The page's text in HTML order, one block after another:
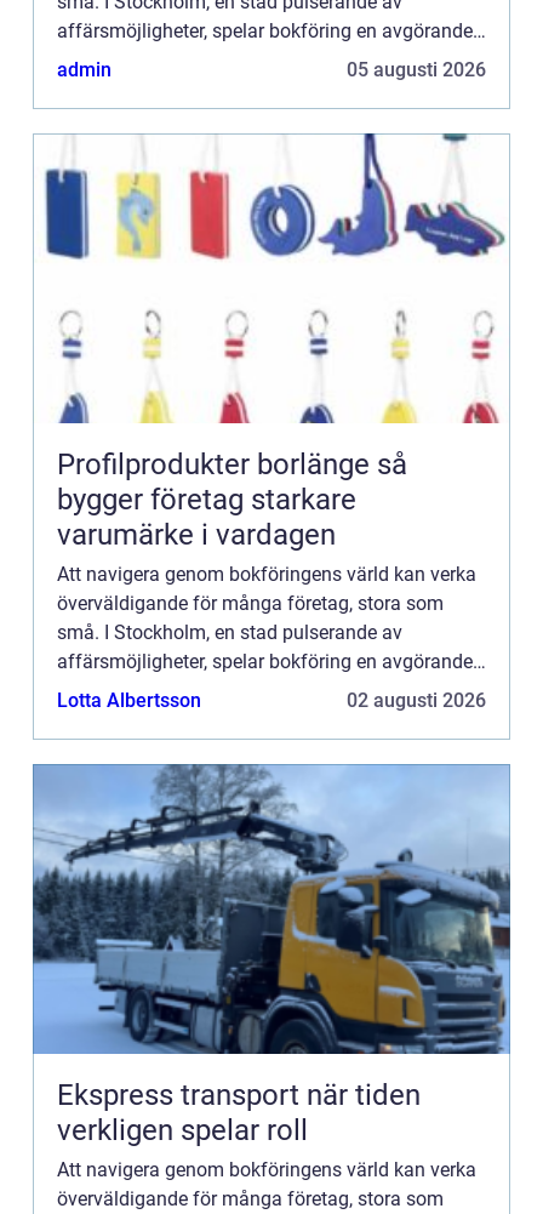
affärsmöjligheter, spelar bokföring en avgörande
roll f&...
admin 05 augusti 2026
Profilprodukter borlänge så
bygger företag starkare
varumärke i vardagen
Att navigera genom bokföringens värld kan verka
överväldigande för många företag, stora som
små. I Stockholm, en stad pulserande av
affärsmöjligheter, spelar bokföring en avgörande
roll f&...
Lotta Albertsson 02 augusti 2026
Ekspress transport när tiden
verkligen spelar roll
Att navigera genom bokföringens värld kan verka
överväldigande för många företag, stora som